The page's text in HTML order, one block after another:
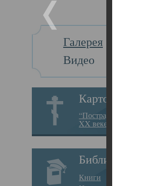
Галерея
Видео
Картотека
“Пострадавшие за
XX веке на Севере”
Библиотека
Книги